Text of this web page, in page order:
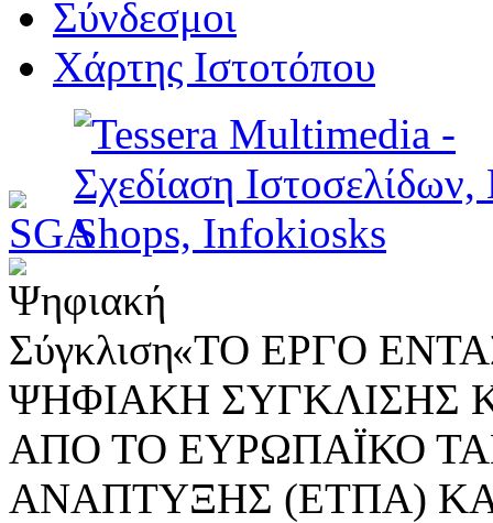
Σύνδεσμοι
Χάρτης Ιστοτόπου
«ΤΟ ΕΡΓΟ
ΨΗΦΙΑΚΗ ΣΥΓΚΛΙΣΗΣ
ΑΠΟ ΤΟ ΕΥΡΩΠΑΪΚΟ
ΑΝΑΠΤΥΞΗΣ (ΕΤΠΑ)